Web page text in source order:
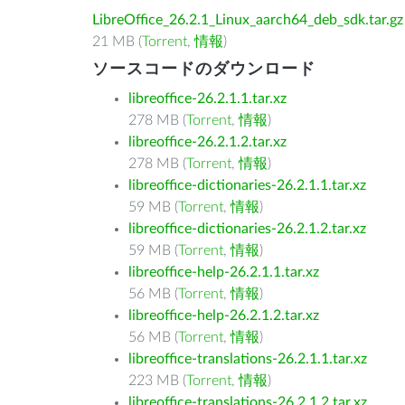
LibreOffice_26.2.1_Linux_aarch64_deb_sdk.tar.gz
21 MB (Torrent,情報)
ソースコードのダウンロード
libreoffice-26.2.1.1.tar.xz
278 MB (Torrent,情報)
libreoffice-26.2.1.2.tar.xz
278 MB (Torrent,情報)
libreoffice-dictionaries-26.2.1.1.tar.xz
59 MB (Torrent,情報)
libreoffice-dictionaries-26.2.1.2.tar.xz
59 MB (Torrent,情報)
libreoffice-help-26.2.1.1.tar.xz
56 MB (Torrent,情報)
libreoffice-help-26.2.1.2.tar.xz
56 MB (Torrent,情報)
libreoffice-translations-26.2.1.1.tar.xz
223 MB (Torrent,情報)